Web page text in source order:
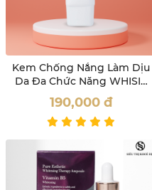
Kem Chống Nắng Làm Dịu
Da Đa Chức Năng WHISIS
Intensive Triple-Shield
Sunscreen
190,000 đ